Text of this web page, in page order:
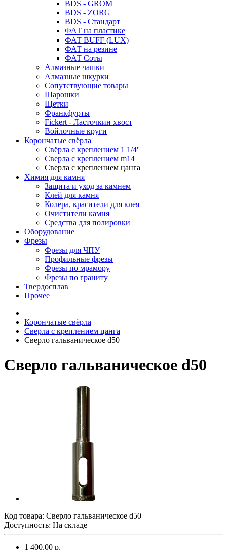
BDS - GROM
BDS - ZORG
BDS - Стандарт
ФАТ на пластике
ФАТ BUFF (LUX)
ФАТ на резине
ФАТ Соты
Алмазные чашки
Алмазные шкурки
Сопутствующие товары
Шарошки
Щетки
Франкфурты
Fickert - Ласточкин хвост
Войлочные круги
Корончатые свёрла
Свёрла с креплением 1 1/4''
Сверла с креплением m14
Сверла с креплением цанга
Химия для камня
Защита и уход за камнем
Клей для камня
Колера, красители для клея
Очистители камня
Средства для полировки
Оборудование
Фрезы
Фрезы для ЧПУ
Профильные фрезы
Фрезы по мрамору
Фрезы по граниту
Твердосплав
Прочее
Корончатые свёрла
Сверла с креплением цанга
Сверло гальваническое d50
Сверло гальваническое d50
Код товара: Сверло гальваническое d50
Доступность: На складе
1 400.00 р.